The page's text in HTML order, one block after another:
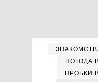
ПОГОДА
ПРОБКИ